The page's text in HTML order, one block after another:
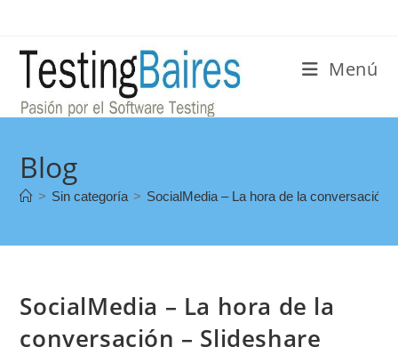
Menú
Blog
> Sin categoría > SocialMedia – La hora de la conversación
SocialMedia – La hora de la
conversación – Slideshare